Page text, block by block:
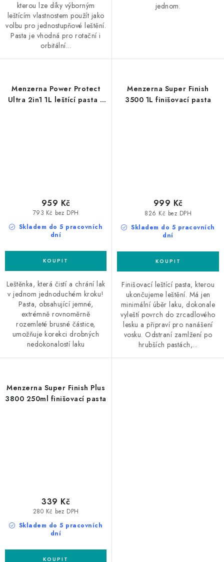
kterou lze díky výborným
leštícím vlastnostem použít jako
volbu pro jednostupňové leštění.
Pasta je vhodná pro rotační i
orbitální...
jednom.
Menzerna Power Protect
Ultra 2in1 1L leštící pasta s
Skladem do 5 pracovních
dní
793 Kč bez DPH
959 Kč
Leštěnka, která čistí a chrání lak
v jednom jednoduchém kroku!
Pasta, obsahující jemné,
extrémně rovnoměrně
rozemleté ​​brusné částice,
umožňuje korekci drobných
nedokonalostí laku
Menzerna Super Finish
3500 1L finišovací pasta
Skladem do 5 pracovních
dní
826 Kč bez DPH
999 Kč
Finišovací leštící pasta, kterou
ukončujeme leštění. Má jen
minimální úběr laku, dokonale
vyleští povrch do zrcadlového
lesku a připraví pro nanášení
vosku. Odstraní zamlžení po
hrubších pastách,...
Menzerna Super Finish Plus
3800 250ml finišovací pasta
Skladem do 5 pracovních
dní
280 Kč bez DPH
339 Kč